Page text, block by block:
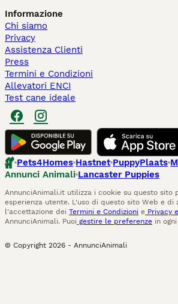
Informazione
Chi siamo
Privacy
Assistenza Clienti
Press
Termini e Condizioni
Allevatori ENCI
Test cane ideale
Pets4Homes Hastnet PuppyPlaats
Annunci Animali Lancaster Puppies
AnnunciAnimali.it utilizza i cookie su questo sito
esperienza utente. L'uso di questo sito Web e
l'accettazione dei Termini e Condizioni e Privacy
AnnunciAnimali. Puoi gestire le preferenze in
© Copyright 2026 - AnnunciAnimali